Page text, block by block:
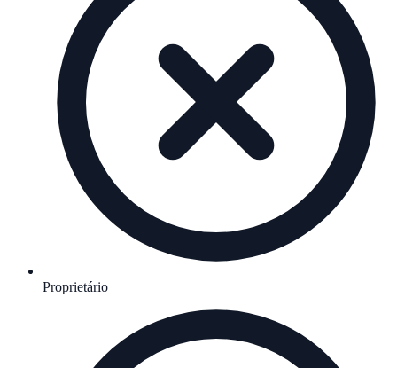
Proprietário